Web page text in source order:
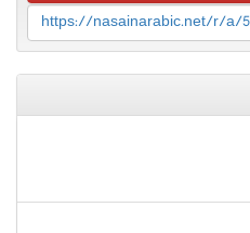
https://nasainarabic.net/r/a/